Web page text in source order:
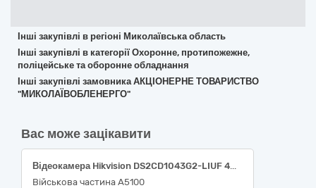
Інші закупівлі в регіоні Миколаївська область
Інші закупівлі в категорії Охоронне, протипожежне,
поліцейське та оборонне обладнання
Інші закупівлі замовника АКЦІОНЕРНЕ ТОВАРИСТВО
"МИКОЛАЇВОБЛЕНЕРГО"
Вас може зацікавити
Відеокамера Hikvision DS2CD1043G2-LIUF 4МП (2.8мм), Комплект відеоспостереження 3
Військова частина А5100